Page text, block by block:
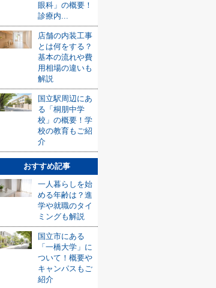
眼科」の概要！
診療内...
店舗の内装工事
とは何をする？
基本の流れや費
用相場の違いも
解説
国立駅周辺にあ
る「桐朋中学
校」の概要！学
校の教育もご紹
介
おすすめ記事
一人暮らしを始
める年齢は？進
学や就職のタイ
ミングも解説
国立市にある
「一橋大学」に
ついて！概要や
キャンパスもご
紹介